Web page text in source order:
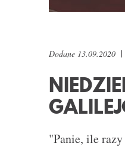
Dodane 13.09.2020
"Panie, ile